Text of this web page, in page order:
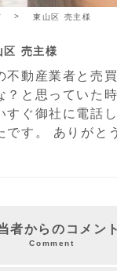
東山区 売主様
区 売主様
不動産業者と売
？と思っていた
すぐ御社に電話
です。 ありがと
者からのコメント
Comment